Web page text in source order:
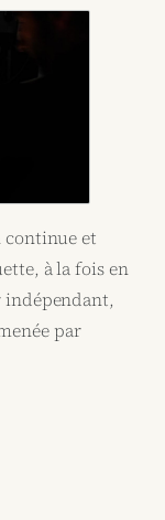
continue et
à la fois en
par